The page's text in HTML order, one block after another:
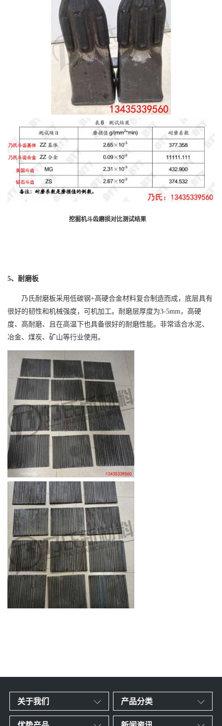
挖掘机斗齿磨损对比测试结果
5、耐磨板
乃氏耐磨板采用低碳钢+高硬合金材料复合制造而成，底层具有
很好的韧性和机械强度，可机加工。耐磨层厚度为3-5mm，高硬
度、高耐磨、且在高温下也具备很好的耐磨性能。非常适合水泥、
冶金、煤炭、矿山等行业使用。
关于我们 产品分类